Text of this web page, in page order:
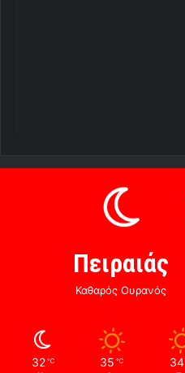
Πειραιάς
Καθαρός Ουρανός
32 ℃ 35 ℃ 34